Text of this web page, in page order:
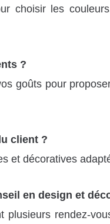
choisir les
?
goûts pour
client ?
et décoratives
en design et
plusieurs rendez-